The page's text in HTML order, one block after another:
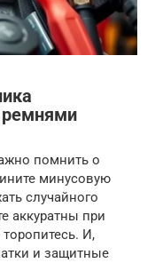
ремнями
помнить о
минусовую
случайного
аккуратны при
И,
и защитные